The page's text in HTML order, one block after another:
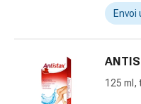
oreilles
Gouttes
125 ml,